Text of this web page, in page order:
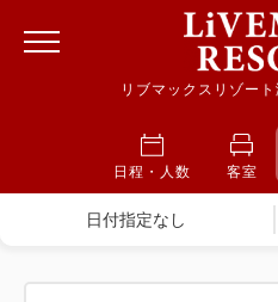
リブマックスリゾー
日程・人数 客室
日付指定なし